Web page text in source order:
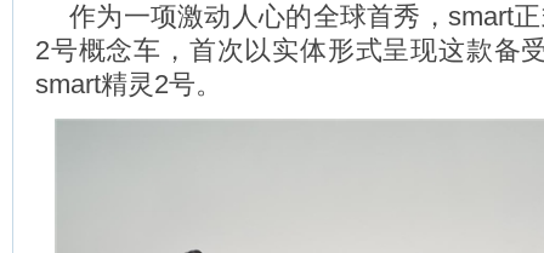
作为一项激动人心的全球首秀，smart
2号概念车，首次以实体形式呈现这款备
smart精灵2号。